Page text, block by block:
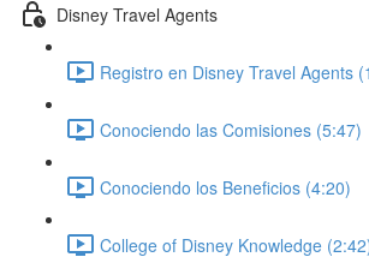
Disney Travel Agents
Registro en Disney Travel Agents
Conociendo las Comisiones (5:47)
Conociendo los Beneficios (4:20)
College of Disney Knowledge